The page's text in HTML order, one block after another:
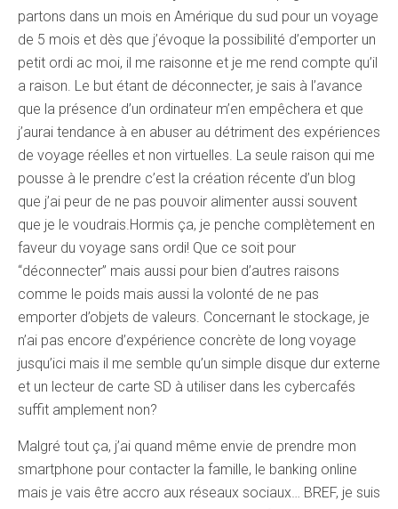
partons dans un mois en Amérique du sud pour un voyage
de 5 mois et dès que j’évoque la possibilité d’emporter un
petit ordi ac moi, il me raisonne et je me rend compte qu’il
a raison. Le but étant de déconnecter, je sais à l’avance
que la présence d’un ordinateur m’en empêchera et que
j’aurai tendance à en abuser au détriment des expériences
de voyage réelles et non virtuelles. La seule raison qui me
pousse à le prendre c’est la création récente d’un blog
que j’ai peur de ne pas pouvoir alimenter aussi souvent
que je le voudrais.Hormis ça, je penche complètement en
faveur du voyage sans ordi! Que ce soit pour
“déconnecter” mais aussi pour bien d’autres raisons
comme le poids mais aussi la volonté de ne pas
emporter d’objets de valeurs. Concernant le stockage, je
n’ai pas encore d’expérience concrète de long voyage
jusqu’ici mais il me semble qu’un simple disque dur externe
et un lecteur de carte SD à utiliser dans les cybercafés
suffit amplement non?
Malgré tout ça, j’ai quand même envie de prendre mon
smartphone pour contacter la famille, le banking online
mais je vais être accro aux réseaux sociaux… BREF, je suis